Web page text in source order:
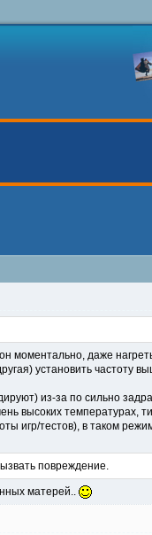
моментально, даже
установить
из-за по сильно
высоких температурах,
тестов), в таком
повреждение.
матерей..